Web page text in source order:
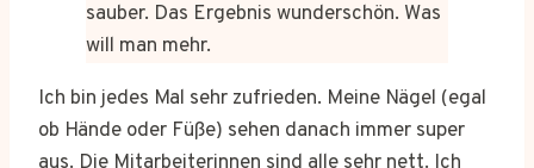
sauber. Das Ergebnis wunderschön. Was
will man mehr.
Ich bin jedes Mal sehr zufrieden. Meine Nägel (egal
ob Hände oder Füße) sehen danach immer super